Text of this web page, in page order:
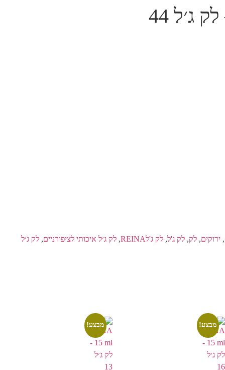
, ירוקים, לק, לק ג'ל, לק ג'לREINA , לק ג׳ל איכותי לציפורניים, לק ג׳ל
מבצע! מבצע!